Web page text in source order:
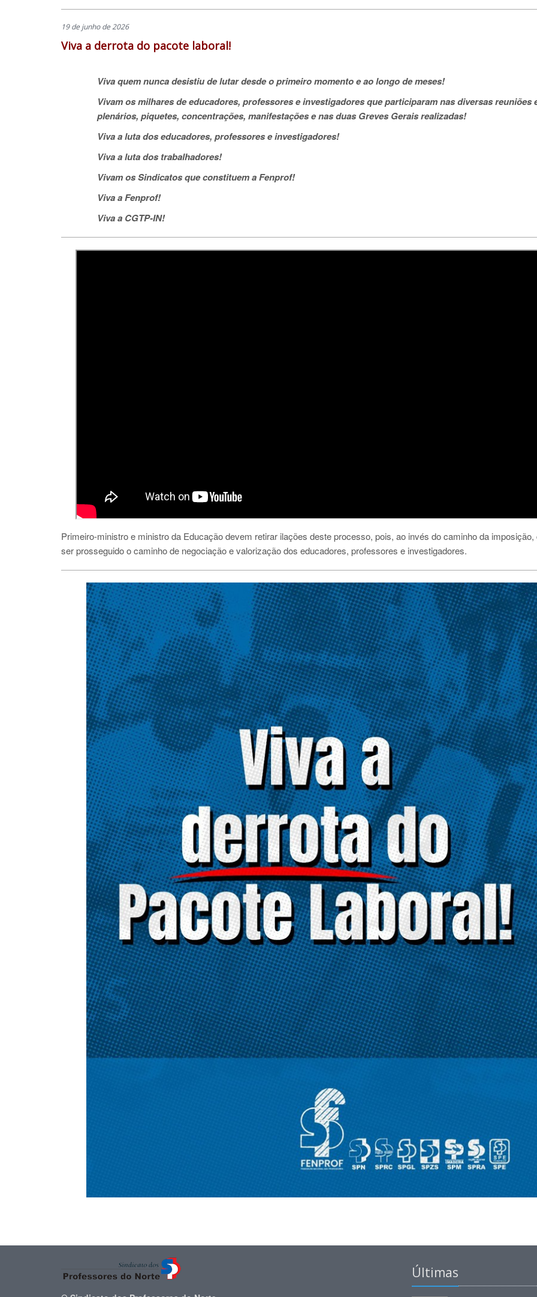
19 de junho de 2026
Viva a derrota do pacote laboral!
Viva quem nunca desistiu de lutar desde o primeiro momento e ao longo de meses!
Vivam os milhares de educadores, professores e investigadores que participaram nas diversas reuniões
plenários, piquetes, concentrações, manifestações e nas duas Greves Gerais realizadas!
Viva a luta dos educadores, professores e investigadores!
Viva a luta dos trabalhadores!
Vivam os Sindicatos que constituem a Fenprof!
Viva a Fenprof!
Viva a CGTP-IN!
Primeiro-ministro e ministro da Educação devem retirar ilações deste processo, pois, ao invés do caminho da imposição,
ser prosseguido o caminho de negociação e valorização dos educadores, professores e investigadores.
Últimas